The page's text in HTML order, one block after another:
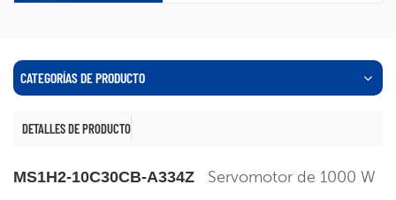
CATEGORÍAS DE PRODUCTO
DETALLES DE PRODUCTO
MS1H2-10C30CB-A334Z Servomotor de 1000 W